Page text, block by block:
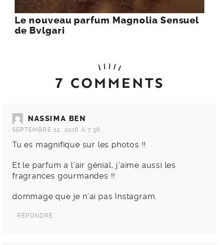
Le nouveau parfum Magnolia Sensuel
de Bvlgari
7 COMMENTS
NASSIMA BEN
SEPTEMBRE 22, 2016 À 7:36
Tu es magnifique sur les photos !!
Et le parfum a l’air génial, j’aime aussi les
fragrances gourmandes !!
dommage que je n’ai pas Instagram.
RÉPONDRE